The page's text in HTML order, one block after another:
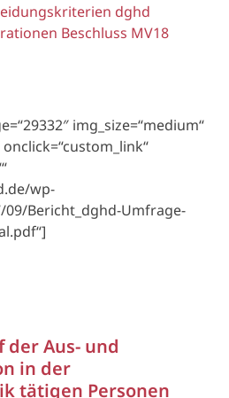
dghd
Beschluss MV18
img_size=“medium“
wp-
Bericht_dghd-Umfrage-
der Aus- und
in der
tätigen Personen